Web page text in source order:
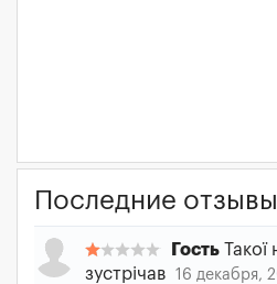
Последние отзывы
Гость Такої
зустрічав
16 декабря,